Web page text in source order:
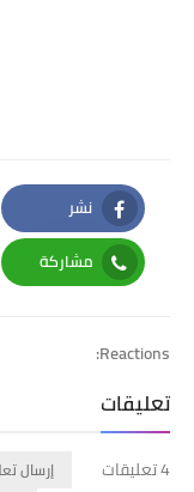
نشر
Facebook
مشاركة
Whatsapp
Reactions:
تعليقات
4 تعليقات
إرسال